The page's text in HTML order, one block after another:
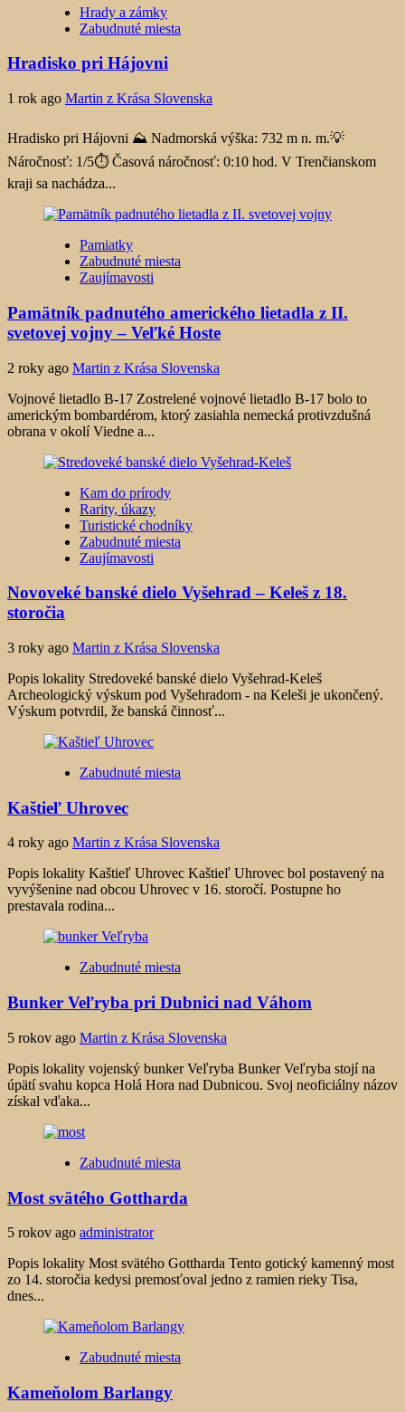
Hrady a zámky
Zabudnuté miesta
Hradisko pri Hájovni
1 rok ago Martin z Krása Slovenska
Hradisko pri Hájovni ⛰️ Nadmorská výška: 732 m n. m.💡
Náročnosť: 1/5⏱️ Časová náročnosť: 0:10 hod. V Trenčianskom
kraji sa nachádza...
Pamiatky
Zabudnuté miesta
Zaujímavosti
Pamätník padnutého amerického lietadla z II.
svetovej vojny – Veľké Hoste
2 roky ago Martin z Krása Slovenska
Vojnové lietadlo B-17 Zostrelené vojnové lietadlo B-17 bolo to
americkým bombardérom, ktorý zasiahla nemecká protivzdušná
obrana v okolí Viedne a...
Kam do prírody
Rarity, úkazy
Turistické chodníky
Zabudnuté miesta
Zaujímavosti
Novoveké banské dielo Vyšehrad – Keleš z 18.
storočia
3 roky ago Martin z Krása Slovenska
Popis lokality Stredoveké banské dielo Vyšehrad-Keleš
Archeologický výskum pod Vyšehradom - na Keleši je ukončený.
Výskum potvrdil, že banská činnosť...
Zabudnuté miesta
Kaštieľ Uhrovec
4 roky ago Martin z Krása Slovenska
Popis lokality Kaštieľ Uhrovec Kaštieľ Uhrovec bol postavený na
vyvýšenine nad obcou Uhrovec v 16. storočí. Postupne ho
prestavala rodina...
Zabudnuté miesta
Bunker Veľryba pri Dubnici nad Váhom
5 rokov ago Martin z Krása Slovenska
Popis lokality vojenský bunker Veľryba Bunker Veľryba stojí na
úpätí svahu kopca Holá Hora nad Dubnicou. Svoj neoficiálny názov
získal vďaka...
Zabudnuté miesta
Most svätého Gottharda
5 rokov ago administrator
Popis lokality Most svätého Gottharda Tento gotický kamenný most
zo 14. storočia kedysi premosťoval jedno z ramien rieky Tisa,
dnes...
Zabudnuté miesta
Kameňolom Barlangy